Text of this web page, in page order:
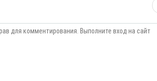
для комментирования. Выполните вход на сайт